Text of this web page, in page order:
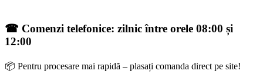
☎ Comenzi telefonice: zilnic între orele 08:00 și
12:00
📦 Pentru procesare mai rapidă – plasați comanda direct pe site!